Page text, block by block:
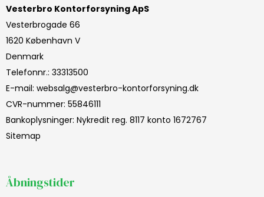
Vesterbro Kontorforsyning ApS
Vesterbrogade 66
1620 København V
Denmark
Telefonnr.: 33313500
E-mail: websalg@vesterbro-kontorforsyning.dk
CVR-nummer: 55846111
Bankoplysninger: Nykredit reg. 8117 konto 1672767
Sitemap
Åbningstider